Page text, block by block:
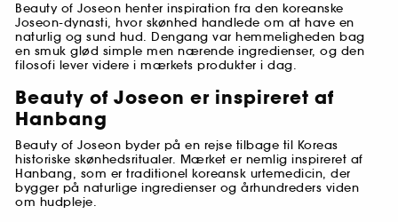
Beauty of Joseon henter inspiration fra den koreanske
Joseon-dynasti, hvor skønhed handlede om at have en
naturlig og sund hud. Dengang var hemmeligheden bag
en smuk glød simple men nærende ingredienser, og den
filosofi lever videre i mærkets produkter i dag.
Beauty of Joseon er inspireret af
Hanbang
Beauty of Joseon byder på en rejse tilbage til Koreas
historiske skønhedsritualer. Mærket er nemlig inspireret af
Hanbang, som er traditionel koreansk urtemedicin, der
bygger på naturlige ingredienser og århundreders viden
om hudpleje.